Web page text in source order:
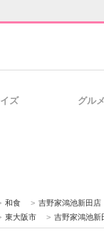
ズ グルメ
和食 > 吉野家鴻池新田店
東大阪市 > 吉野家鴻池新